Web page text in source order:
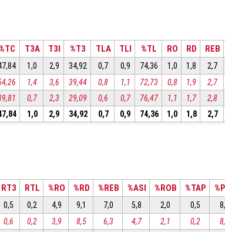
T3A T3I %T3 TLA TLI %TL RO RD REB
1,0 2,9 34,92 0,7 0,9 74,36 1,0 1,8 2,7
1,4 3,6 39,44 0,8 1,1 72,73 0,8 1,9 2,7
0,7 2,3 29,09 0,6 0,7 76,47 1,1 1,7 2,8
1,0 2,9 34,92 0,7 0,9 74,36 1,0 1,8 2,7
RT3 RTL %RO %RD %REB %ASI %ROB %TAP
0,5 0,2 4,9 9,1 7,0 5,8 2,0 0,5
0,6 0,2 3,9 8,5 6,3 4,7 2,1 0,2